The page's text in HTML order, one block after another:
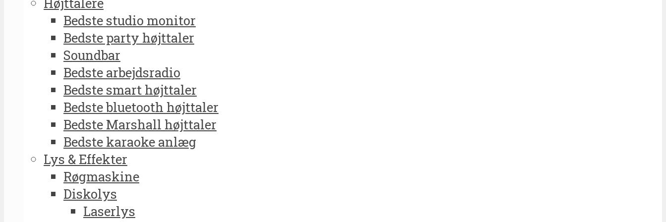
Bedste studio monitor
Bedste party højttaler
Soundbar
Bedste arbejdsradio
Bedste smart højttaler
Bedste bluetooth højttaler
Bedste Marshall højttaler
Bedste karaoke anlæg
Lys & Effekter
Røgmaskine
Diskolys
Laserlys